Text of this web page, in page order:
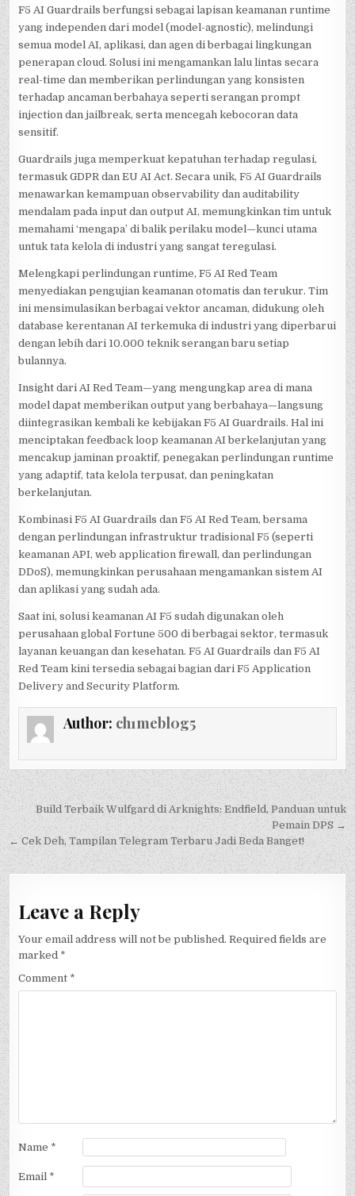
F5 AI Guardrails berfungsi sebagai lapisan keamanan runtime
yang independen dari model (model-agnostic), melindungi
semua model AI, aplikasi, dan agen di berbagai lingkungan
penerapan cloud. Solusi ini mengamankan lalu lintas secara
real-time dan memberikan perlindungan yang konsisten
terhadap ancaman berbahaya seperti serangan prompt
injection dan jailbreak, serta mencegah kebocoran data
sensitif.
Guardrails juga memperkuat kepatuhan terhadap regulasi,
termasuk GDPR dan EU AI Act. Secara unik, F5 AI Guardrails
menawarkan kemampuan observability dan auditability
mendalam pada input dan output AI, memungkinkan tim untuk
memahami ‘mengapa’ di balik perilaku model—kunci utama
untuk tata kelola di industri yang sangat teregulasi.
Melengkapi perlindungan runtime, F5 AI Red Team
menyediakan pengujian keamanan otomatis dan terukur. Tim
ini mensimulasikan berbagai vektor ancaman, didukung oleh
database kerentanan AI terkemuka di industri yang diperbarui
dengan lebih dari 10.000 teknik serangan baru setiap
bulannya.
Insight dari AI Red Team—yang mengungkap area di mana
model dapat memberikan output yang berbahaya—langsung
diintegrasikan kembali ke kebijakan F5 AI Guardrails. Hal ini
menciptakan feedback loop keamanan AI berkelanjutan yang
mencakup jaminan proaktif, penegakan perlindungan runtime
yang adaptif, tata kelola terpusat, dan peningkatan
berkelanjutan.
Kombinasi F5 AI Guardrails dan F5 AI Red Team, bersama
dengan perlindungan infrastruktur tradisional F5 (seperti
keamanan API, web application firewall, dan perlindungan
DDoS), memungkinkan perusahaan mengamankan sistem AI
dan aplikasi yang sudah ada.
Saat ini, solusi keamanan AI F5 sudah digunakan oleh
perusahaan global Fortune 500 di berbagai sektor, termasuk
layanan keuangan dan kesehatan. F5 AI Guardrails dan F5 AI
Red Team kini tersedia sebagai bagian dari F5 Application
Delivery and Security Platform.
Author: ch1mebl0g5
Post
navigation
Build Terbaik Wulfgard di Arknights: Endfield, Panduan untuk
Pemain DPS →
← Cek Deh, Tampilan Telegram Terbaru Jadi Beda Banget!
Leave a Reply
Your email address will not be published. Required fields are
marked *
Comment *
Name *
Email *